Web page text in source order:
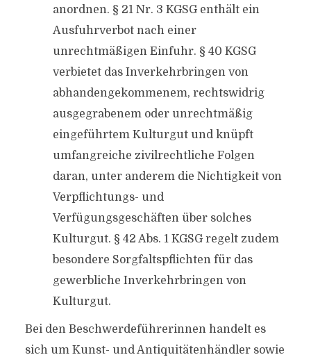
anordnen. § 21 Nr. 3 KGSG enthält ein
Ausfuhrverbot nach einer
unrechtmäßigen Einfuhr. § 40 KGSG
verbietet das Inverkehrbringen von
abhandengekommenem, rechtswidrig
ausgegrabenem oder unrechtmäßig
eingeführtem Kulturgut und knüpft
umfangreiche zivilrechtliche Folgen
daran, unter anderem die Nichtigkeit von
Verpflichtungs- und
Verfügungsgeschäften über solches
Kulturgut. § 42 Abs. 1 KGSG regelt zudem
besondere Sorgfaltspflichten für das
gewerbliche Inverkehrbringen von
Kulturgut.
Bei den Beschwerdeführerinnen handelt es
sich um Kunst- und Antiquitätenhändler sowie